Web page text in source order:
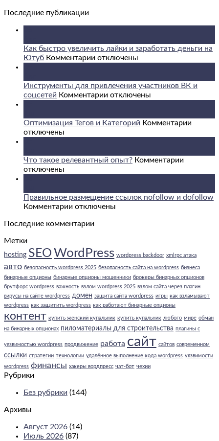
Последние публикации
Как быстро увеличить лайки и заработать деньги на
Ютуб Комментарии к
быстро
увеличить
заработать
отключены
Инструменты для привлечения участников ВК и
соцсетей Комментарии к
для
и
отключены
Оптимизация Тегов и Категорий Комментарии
отключены
Что такое релевантный опыт? Комментарии
отключены
Правильное размещение ссылок nofollow и dofollow
Комментарии к
Правильное
nofollow
dofollow
отключены
Последние комментарии
Метки
hosting SEO WordPress wordpress backdoor xmlrpc атака
авто безопасность wordpress 2025 безопасность сайта на wordpress бизнеса
бинарные опционы бинарные опционы мошенники брокеры бинарных опционов
брутфорс wordpress важность взлом wordpress 2025 взлом сайта через плагин
вирусы на сайте wordpress домен защита сайта wordpress игры как взламывают
wordpress как защитить wordpress как работают бинарные опционы
контент купить женский купальник купить купальник любого мире обман
на бинарных опционах пиломатериалы для строительства плагины с
уязвимостью wordpress продвижение работа сайт сайтов современном
ссылки стратегии технологии удалённое выполнение кода wordpress уязвимости
wordpress финансы хакеры вордпресс чат-бот чехии
Рубрики
Без рубрики (144)
Архивы
Август 2026 (14)
Июль 2026 (87)